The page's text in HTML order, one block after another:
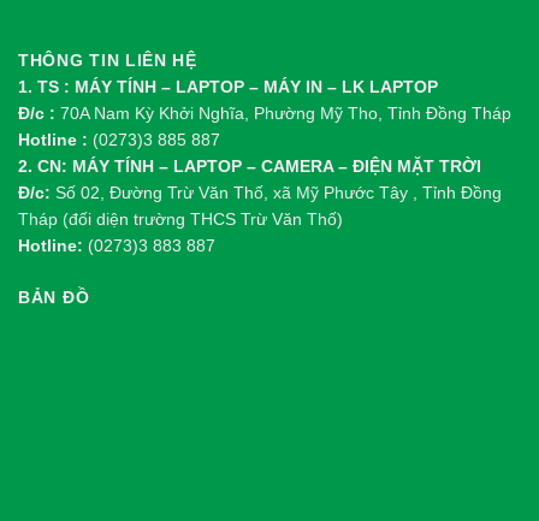
THÔNG TIN LIÊN HỆ
1. TS : MÁY TÍNH – LAPTOP – MÁY IN – LK LAPTOP
Đ/c : 70A Nam Kỳ Khởi Nghĩa, Phường Mỹ Tho, Tỉnh Đồng Tháp
Hotline : (0273)3 885 887
2. CN: MÁY TÍNH – LAPTOP – CAMERA – ĐIỆN MẶT TRỜI
Đ/c: Số 02, Đường Trừ Văn Thố, xã Mỹ Phước Tây , Tỉnh Đồng
Tháp (đối diện trường THCS Trừ Văn Thố)
Hotline: (0273)3 883 887
BẢN ĐỒ